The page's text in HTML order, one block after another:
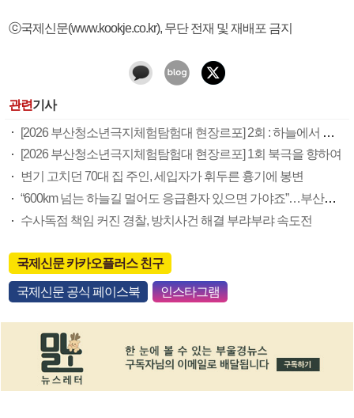
ⓒ국제신문(www.kookje.co.kr), 무단 전재 및 재배포 금지
관련기사
[2026 부산청소년극지체험탐험대 현장르포] 2회 : 하늘에서 만난 얼음의 나라
[2026 부산청소년극지체험탐험대 현장르포] 1회 북극을 향하여
변기 고치던 70대 집 주인, 세입자가 휘두른 흉기에 봉변
“600km 넘는 하늘길 멀어도 응급환자 있으면 가야죠”…부산소방항공대 활약상 눈길
수사독점 책임 커진 경찰, 방치사건 해결 부랴부랴 속도전
국제신문 카카오플러스 친구
국제신문 공식 페이스북 인스타그램